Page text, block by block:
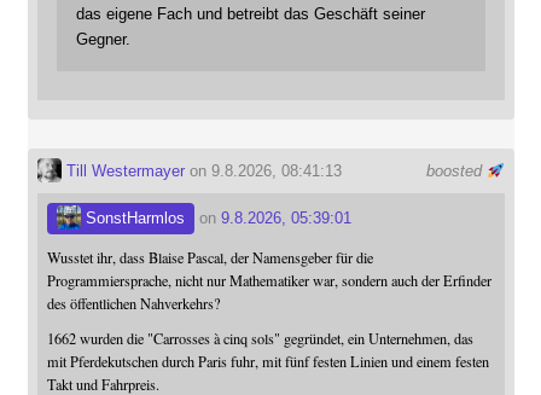
das eigene Fach und betreibt das Geschäft seiner
Gegner.
boosted
Till Westermayeron 9.8.2026, 08:41:13
SonstHarmlos on 9.8.2026, 05:39:01
Wusstet ihr, dass Blaise Pascal, der Namensgeber für die
Programmiersprache, nicht nur Mathematiker war, sondern auch der Erfinder
des öffentlichen Nahverkehrs?
1662 wurden die "Carrosses à cinq sols" gegründet, ein Unternehmen, das
mit Pferdekutschen durch Paris fuhr, mit fünf festen Linien und einem festen
Takt und Fahrpreis.